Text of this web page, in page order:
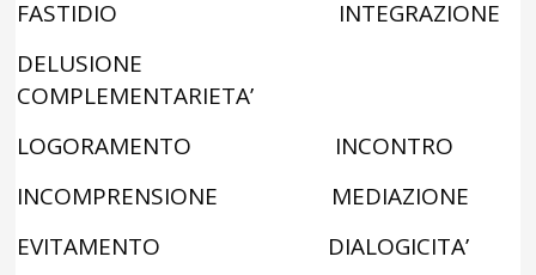
FASTIDIO INTEGRAZIONE
DELUSIONE
COMPLEMENTARIETA’
LOGORAMENTO INCONTRO
INCOMPRENSIONE MEDIAZIONE
EVITAMENTO DIALOGICITA’